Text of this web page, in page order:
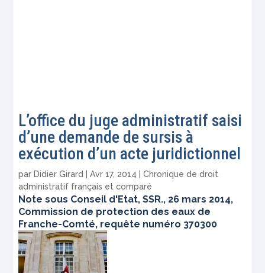
L’office du juge administratif saisi
d’une demande de sursis à
exécution d’un acte juridictionnel
par Didier Girard |Avr 17, 2014 |Chronique de droit
administratif français et comparé
Note sous Conseil d'Etat, SSR., 26 mars 2014,
Commission de protection des eaux de
Franche-Comté, requête numéro 370300